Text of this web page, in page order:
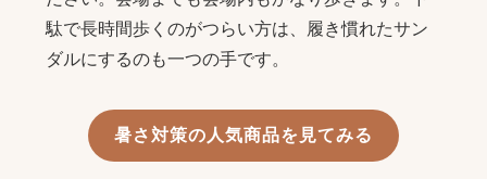
駄で長時間歩くのがつらい方は、履き慣れたサン
ダルにするのも一つの手です。
暑さ対策の人気商品を見てみる